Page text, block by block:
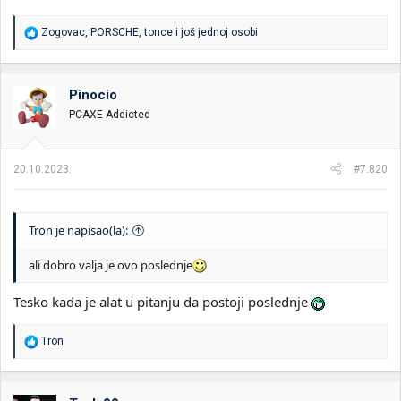
R
a
o
v
a
n
:
Zogovac, PORSCHE,tonce i još jednoj osobi
Pinocio
PCAXE Addicted
20.10.2023. #7.820
Tron je napisao(la):
ali dobro valja je ovo poslednje
Tesko kada je alat u pitanju da postoji poslednje
R
a
o
Tron